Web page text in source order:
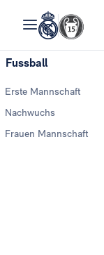
Fussball
Erste Mannschaft
Nachwuchs
Frauen Mannschaft